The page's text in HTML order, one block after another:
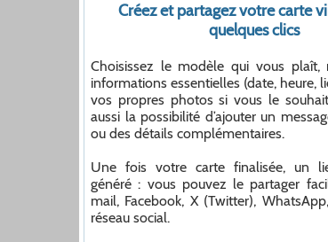
Créez et partagez votre carte
quelques clics
Choisissez le modèle qui vous plaît,
informations essentielles (date, heure,
vos propres photos si vous le
aussi la possibilité d’ajouter un
ou des détails complémentaires.
Une fois votre carte finalisée, un
généré : vous pouvez le partager
mail, Facebook, X (Twitter),
réseau social.